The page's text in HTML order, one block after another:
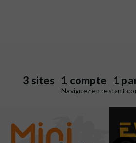
3 sites 1 compte 1
Naviguez en restant